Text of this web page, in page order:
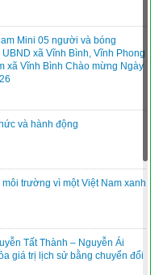
Mini 05 người và bóng
xã Vĩnh Bình, Vĩnh Phong
xã Vĩnh Bình Chào mừng Ngày
và hành động
trường vì một Việt Nam xanh
Tất Thành – Nguyễn Ái
giá trị lịch sử bằng chuyển đổi